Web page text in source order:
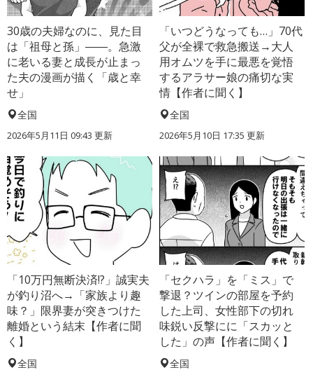
30歳の夫婦なのに、見た目
は「祖母と孫」――。急激
に老いる妻と成長が止まっ
た夫の漫画が描く「歳と幸
せ」
全国
2026年5月11日 09:43 更新
「いつどうなっても…」70代
父が全裸で救急搬送→大人
用オムツを手に最悪を覚悟
するアラサー娘の痛切な実
情【作者に聞く】
全国
2026年5月10日 17:35 更新
「10万円無断決済!?」誠実夫
が釣り沼へ→「家族より趣
味？」限界妻が突きつけた
離婚という結末【作者に聞
く】
全国
「セクハラ」を「ミス」で
撃退？ツインの部屋を予約
した上司、女性部下の切れ
味鋭い反撃にに「スカッと
した」の声【作者に聞く】
全国